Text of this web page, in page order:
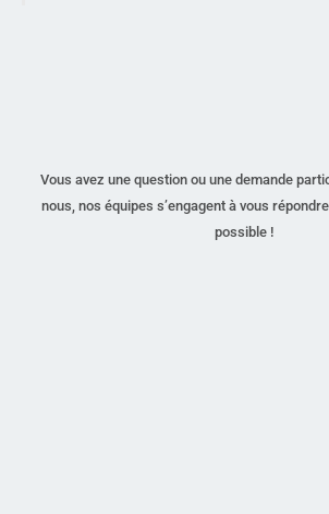
Vous avez une question ou une demande
nous, nos équipes s’engagent à vous
possible !